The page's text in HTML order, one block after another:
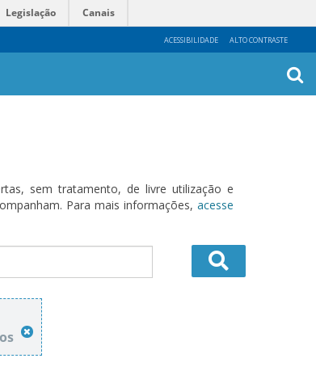
ACESSIBILIDADE ALTO CONTRASTE
Legislação Canais
sem tratamento, de livre utilização e
Para mais informações, acesse